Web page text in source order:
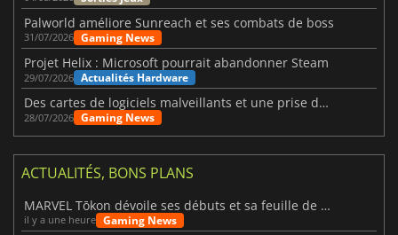
Palworld améliore Sunreach et ses combats de boss
31/07/2026 Gaming News
Projet Helix : Microsoft pourrait abandonner Steam
29/07/2026 Actualités Hardware
Des cartes de logiciels malveillants et une prise de contrôle de Discord ont touché Meccha Chameleon
28/07/2026 Gaming News
ACTUALITÉS, BONS PLANS
MARVEL Tōkon dévoile ses débuts et sa feuille de route
il y a une heure Gaming News